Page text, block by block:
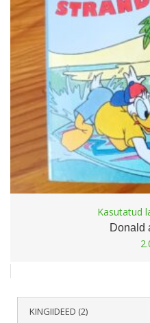
Kasutatud
Donald
KINGIIDEED (2)